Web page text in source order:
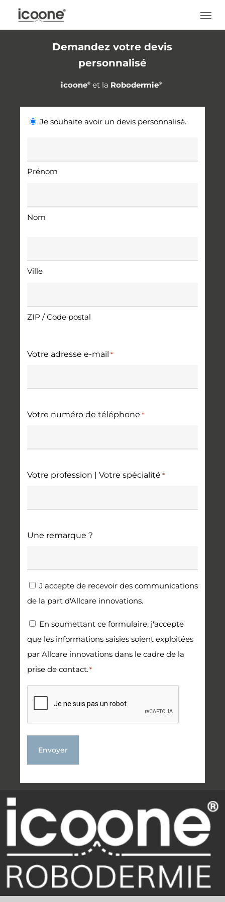
Demandez votre devis
personnalisé
icoone® et la Robodermie®
Je souhaite avoir un devis personnalisé.
Prénom
Nom
Ville
ZIP / Code postal
Votre adresse e-mail *
Votre numéro de téléphone *
Votre profession | Votre spécialité *
Une remarque ?
Newsletter
J'accepte de recevoir des communications
de la part d'Allcare innovations.
RGPD
*
En soumettant ce formulaire, j'accepte
que les informations saisies soient exploitées
par Allcare innovations dans le cadre de la
prise de contact.*